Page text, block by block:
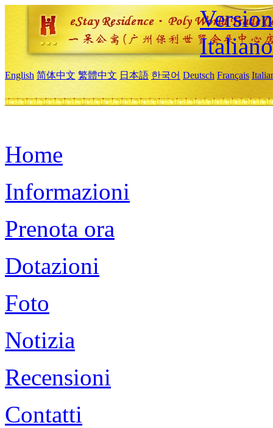
Italiano
English 简体中文 繁體中文 日本語 한국어 Deutsch Français
Home
Informazioni
Prenota ora
Dotazioni
Foto
Notizia
Recensioni
Contatti